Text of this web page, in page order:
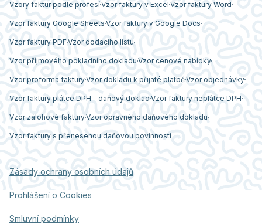
Vzory faktur podle profesíVzor faktury v Excel Vzor faktury Word
Vzor faktury Google Sheets Vzor faktury v Google Docs
Vzor faktury PDFVzor dodacího listu
Vzor příjmového pokladního dokladu Vzor cenové nabídky
Vzor proforma fakturyVzor dokladu k přijaté platběVzor objednávky
Vzor faktury plátce DPH - daňový doklad Vzor faktury neplátce DPH
Vzor zálohové fakturyVzor opravného daňového dokladu
Vzor faktury s přenesenou daňovou povinností
Zásady ochrany osobních údajů
Prohlášení o Cookies
Smluvní podmínky